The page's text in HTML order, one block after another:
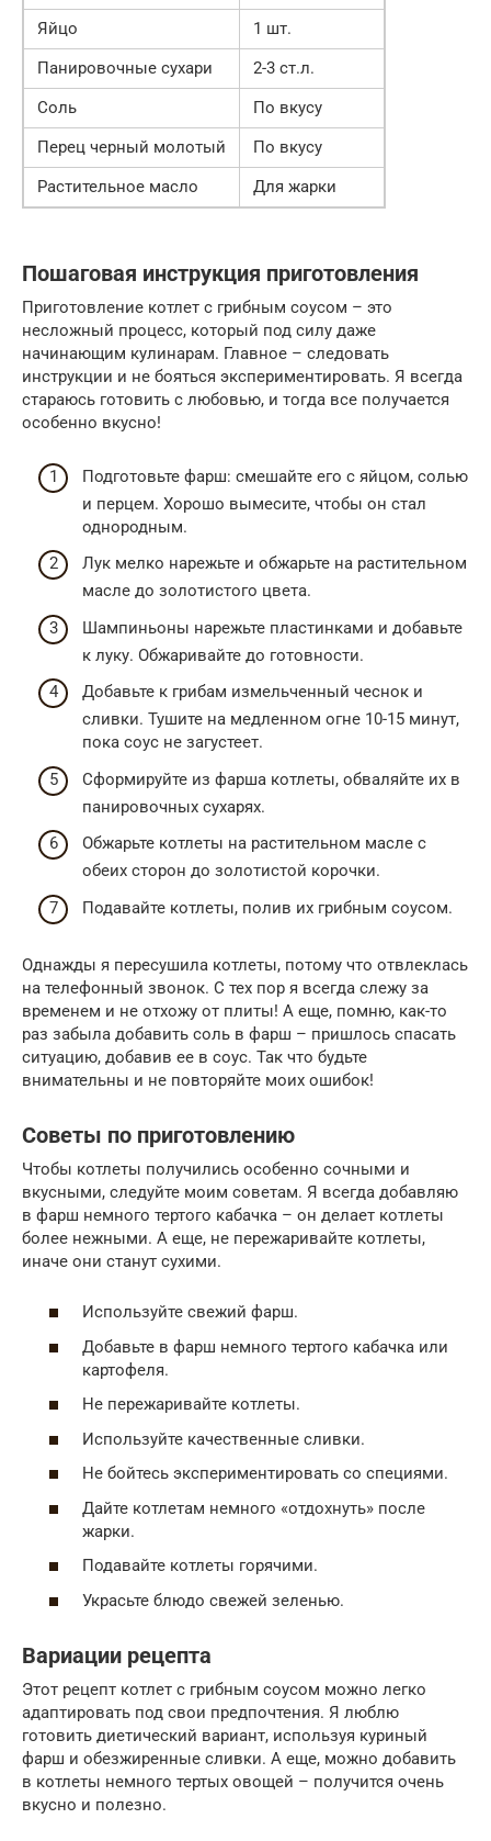
Яйцо
1 шт.
Панировочные сухари
2-3 ст.л.
Соль
По вкусу
Перец черный молотый
По вкусу
Растительное масло
Для жарки
Пошаговая инструкция приготовления
Приготовление котлет с грибным соусом – это
несложный процесс, который под силу даже
начинающим кулинарам. Главное – следовать
инструкции и не бояться экспериментировать. Я всегда
стараюсь готовить с любовью, и тогда все получается
особенно вкусно!
Подготовьте фарш: смешайте его с яйцом, солью
и перцем. Хорошо вымесите, чтобы он стал
однородным.
Лук мелко нарежьте и обжарьте на растительном
масле до золотистого цвета.
Шампиньоны нарежьте пластинками и добавьте
к луку. Обжаривайте до готовности.
Добавьте к грибам измельченный чеснок и
сливки. Тушите на медленном огне 10-15 минут,
пока соус не загустеет.
Сформируйте из фарша котлеты, обваляйте их в
панировочных сухарях.
Обжарьте котлеты на растительном масле с
обеих сторон до золотистой корочки.
Подавайте котлеты, полив их грибным соусом.
Однажды я пересушила котлеты, потому что отвлеклась
на телефонный звонок. С тех пор я всегда слежу за
временем и не отхожу от плиты! А еще, помню, как-то
раз забыла добавить соль в фарш – пришлось спасать
ситуацию, добавив ее в соус. Так что будьте
внимательны и не повторяйте моих ошибок!
Советы по приготовлению
Чтобы котлеты получились особенно сочными и
вкусными, следуйте моим советам. Я всегда добавляю
в фарш немного тертого кабачка – он делает котлеты
более нежными. А еще, не пережаривайте котлеты,
иначе они станут сухими.
Используйте свежий фарш.
Добавьте в фарш немного тертого кабачка или
картофеля.
Не пережаривайте котлеты.
Используйте качественные сливки.
Не бойтесь экспериментировать со специями.
Дайте котлетам немного «отдохнуть» после
жарки.
Подавайте котлеты горячими.
Украсьте блюдо свежей зеленью.
Вариации рецепта
Этот рецепт котлет с грибным соусом можно легко
адаптировать под свои предпочтения. Я люблю
готовить диетический вариант, используя куриный
фарш и обезжиренные сливки. А еще, можно добавить
в котлеты немного тертых овощей – получится очень
вкусно и полезно.